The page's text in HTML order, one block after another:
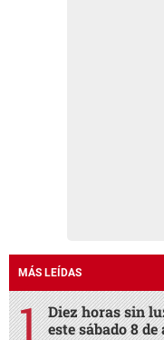
MÁS LEÍDAS
Diez horas sin
este sábado 8 de